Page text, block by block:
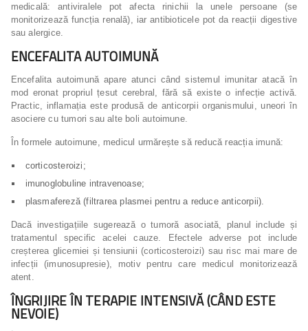
medicală: antiviralele pot afecta rinichii la unele persoane (se
monitorizează funcția renală), iar antibioticele pot da reacții digestive
sau alergice.
ENCEFALITA AUTOIMUNĂ
Encefalita autoimună apare atunci când sistemul imunitar atacă în
mod eronat propriul țesut cerebral, fără să existe o infecție activă.
Practic, inflamația este produsă de anticorpii organismului, uneori în
asociere cu tumori sau alte boli autoimune.
În formele autoimune, medicul urmărește să reducă reacția imună:
corticosteroizi;
imunoglobuline intravenoase;
plasmafereză (filtrarea plasmei pentru a reduce anticorpii).
Dacă investigațiile sugerează o tumoră asociată, planul include și
tratamentul specific acelei cauze. Efectele adverse pot include
creșterea glicemiei și tensiunii (corticosteroizi) sau risc mai mare de
infecții (imunosupresie), motiv pentru care medicul monitorizează
atent.
ÎNGRIJIRE ÎN TERAPIE INTENSIVĂ (CÂND ESTE
NEVOIE)